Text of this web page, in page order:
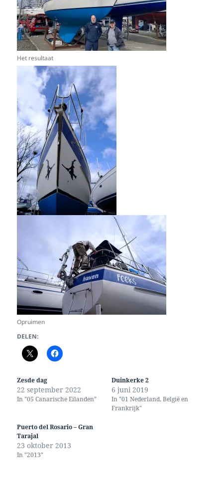
Het resultaat
Opruimen
DELEN:
Zesde dag
22 september 2022
In "05 Canarische Eilanden"
Duinkerke 2
6 juni 2019
In "01 Nederland, België en
Frankrijk"
Puerto del Rosario – Gran
Tarajal
23 oktober 2013
In "2013"